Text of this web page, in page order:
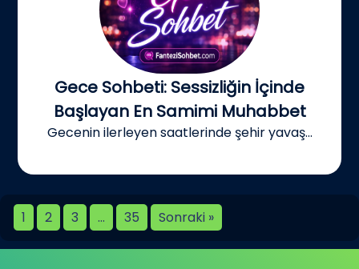
Gece Sohbeti: Sessizliğin İçinde
Başlayan En Samimi Muhabbet
Gecenin ilerleyen saatlerinde şehir yavaş...
1 2 3 … 35 Sonraki »